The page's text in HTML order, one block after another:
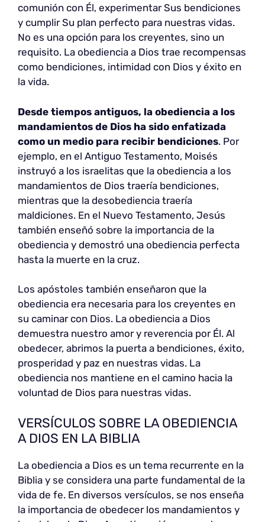
comunión con Él, experimentar Sus bendiciones
y cumplir Su plan perfecto para nuestras vidas.
No es una opción para los creyentes, sino un
requisito. La obediencia a Dios trae recompensas
como bendiciones, intimidad con Dios y éxito en
la vida.
Desde tiempos antiguos, la obediencia a los
mandamientos de Dios ha sido enfatizada
como un medio para recibir bendiciones. Por
ejemplo, en el Antiguo Testamento, Moisés
instruyó a los israelitas que la obediencia a los
mandamientos de Dios traería bendiciones,
mientras que la desobediencia traería
maldiciones. En el Nuevo Testamento, Jesús
también enseñó sobre la importancia de la
obediencia y demostró una obediencia perfecta
hasta la muerte en la cruz.
Los apóstoles también enseñaron que la
obediencia era necesaria para los creyentes en
su caminar con Dios. La obediencia a Dios
demuestra nuestro amor y reverencia por Él. Al
obedecer, abrimos la puerta a bendiciones, éxito,
prosperidad y paz en nuestras vidas. La
obediencia nos mantiene en el camino hacia la
voluntad de Dios para nuestras vidas.
VERSÍCULOS SOBRE LA OBEDIENCIA
A DIOS EN LA BIBLIA
La obediencia a Dios es un tema recurrente en la
Biblia y se considera una parte fundamental de la
vida de fe. En diversos versículos, se nos enseña
la importancia de obedecer los mandamientos y